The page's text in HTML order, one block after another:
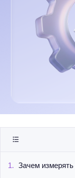
Зачем